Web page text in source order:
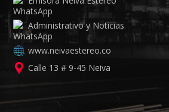
Administrativo y Noticias
www.neivaestereo.co
Calle 13 # 9-45 Neiva